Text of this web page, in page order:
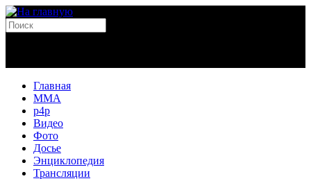
Главная
MMA
p4p
Видео
Фото
Досье
Энциклопедия
Трансляции